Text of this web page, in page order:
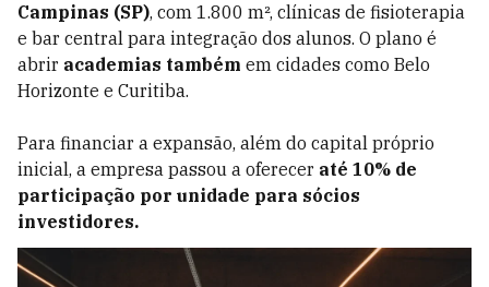
Campinas (SP), com 1.800 m², clínicas de fisioterapia
e bar central para integração dos alunos. O plano é
abrir academias também em cidades como Belo
Horizonte e Curitiba.
Para financiar a expansão, além do capital próprio
inicial, a empresa passou a oferecer até 10% de
participação por unidade para sócios
investidores.